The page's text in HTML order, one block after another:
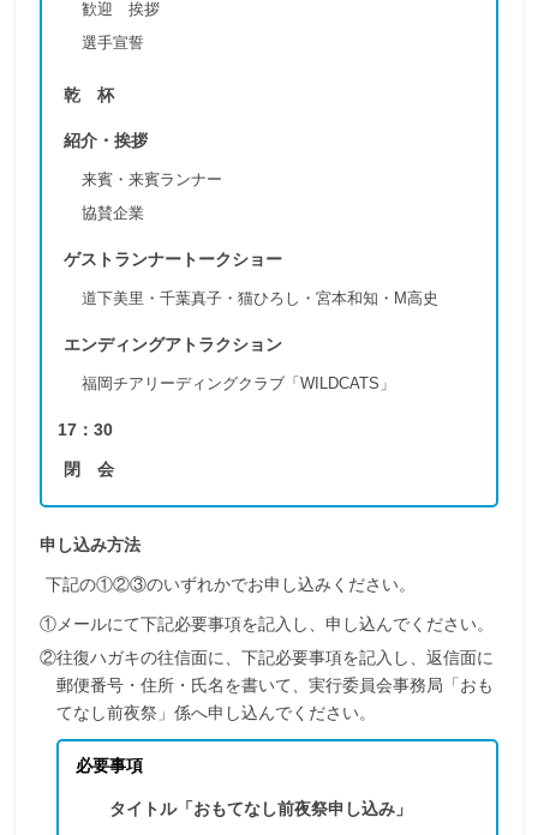
歓迎 挨拶
選手宣誓
乾 杯
紹介・挨拶
来賓・来賓ランナー
協賛企業
ゲストランナートークショー
道下美里・千葉真子・猫ひろし・宮本和知・M高史
エンディングアトラクション
福岡チアリーディングクラブ「WILDCATS」
17：30
閉 会
申し込み方法
下記の①②③のいずれかでお申し込みください。
①メールにて下記必要事項を記入し、申し込んでください。
②往復ハガキの往信面に、下記必要事項を記入し、返信面に
郵便番号・住所・氏名を書いて、実行委員会事務局「おも
てなし前夜祭」係へ申し込んでください。
必要事項
タイトル「おもてなし前夜祭申し込み」